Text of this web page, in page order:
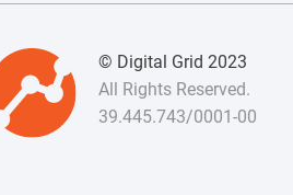
© Digital Grid 2023
All Rights Reserved.
39.445.743/0001-00